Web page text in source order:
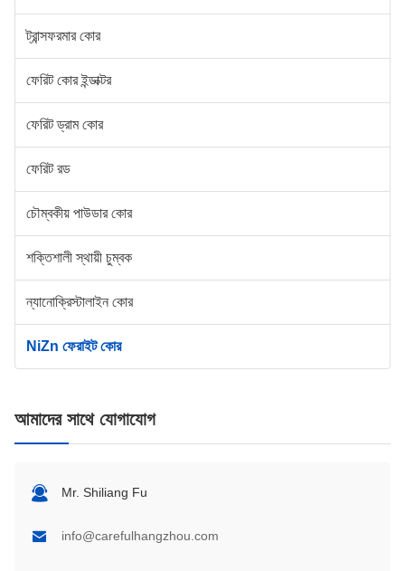
ট্রান্সফরমার কোর
ফেরিট কোর ইন্ডাক্টর
ফেরিট ড্রাম কোর
ফেরিট রড
চৌম্বকীয় পাউডার কোর
শক্তিশালী স্থায়ী চুম্বক
ন্যানোক্রিস্টালাইন কোর
NiZn ফেরাইট কোর
আমাদের সাথে যোগাযোগ
Mr. Shiliang Fu
info@carefulhangzhou.com